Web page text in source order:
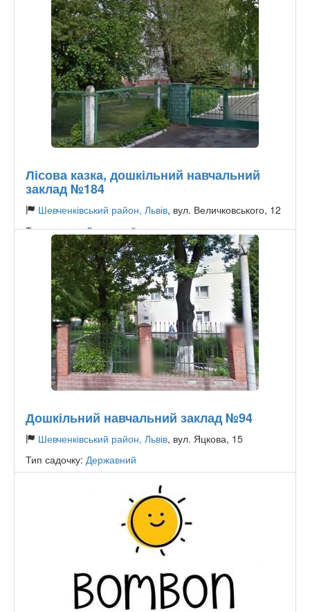
Лісова казка, дошкільний навчальний
заклад №184
Шевченківський район, Львів, вул. Величковського, 12
Тип садочку:Державний
Дошкільний навчальний заклад №94
Шевченківський район, Львів, вул. Яцкова, 15
Тип садочку: Державний